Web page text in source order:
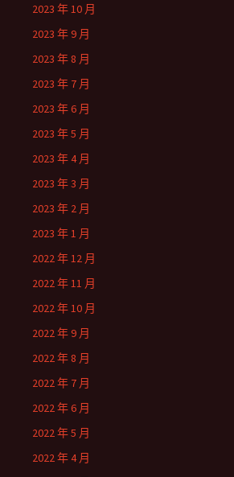
2023 年 10 月
2023 年 9 月
2023 年 8 月
2023 年 7 月
2023 年 6 月
2023 年 5 月
2023 年 4 月
2023 年 3 月
2023 年 2 月
2023 年 1 月
2022 年 12 月
2022 年 11 月
2022 年 10 月
2022 年 9 月
2022 年 8 月
2022 年 7 月
2022 年 6 月
2022 年 5 月
2022 年 4 月